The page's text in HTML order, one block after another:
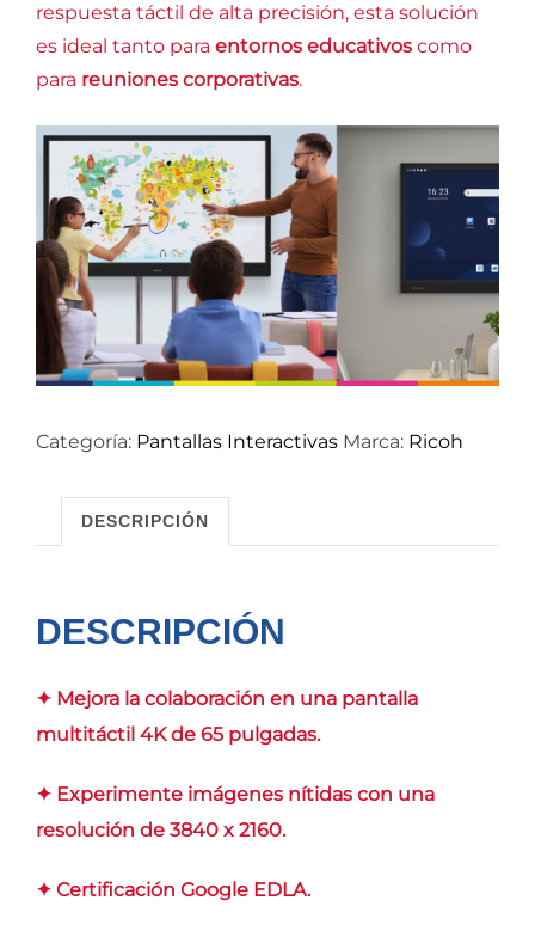
respuesta táctil de alta precisión, esta solución
es ideal tanto para entornos educativos como
para reuniones corporativas.
Categoría: Pantallas Interactivas Marca: Ricoh
DESCRIPCIÓN
DESCRIPCIÓN
✦ Mejora la colaboración en una pantalla
multitáctil 4K de 65 pulgadas.
✦ Experimente imágenes nítidas con una
resolución de 3840 x 2160.
✦ Certificación Google EDLA.